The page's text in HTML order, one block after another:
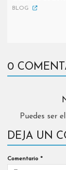
BLOG
0
Puedes ser
DEJA UN
Comentario *